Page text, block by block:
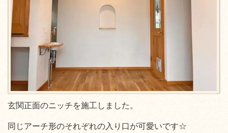
玄関正面のニッチを施工しました。
同じアーチ形のそれぞれの入り口が可愛いです☆